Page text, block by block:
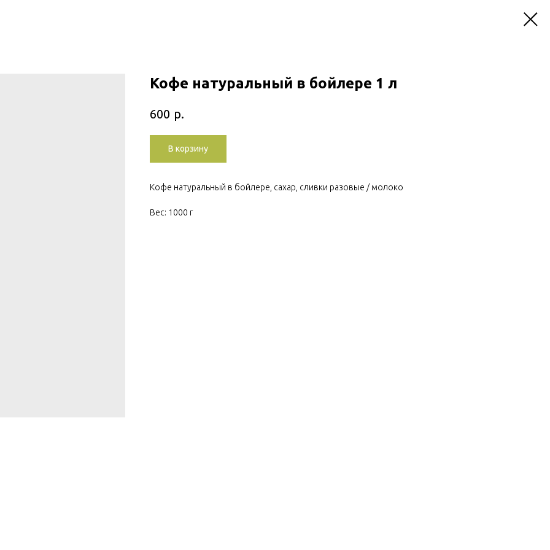
Кофе натуральный в бойлере 1 л
600 р.
В корзину
Кофе натуральный в бойлере, сахар, сливки разовые / молоко
Вес: 1000 г